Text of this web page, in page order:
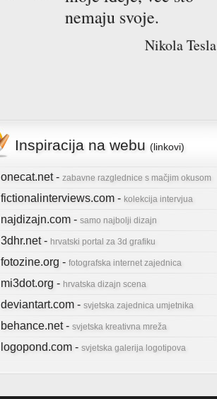
nemaju svoje.
Nikola Tesla
Inspiracija na webu (linkovi)
onecat.net - zabavne razglednice s mačjim okusom
fictionalinterviews.com - kolekcija intervjua
najdizajn.com - samo najbolji dizajn
3dhr.net - hrvatski portal za 3d grafiku
fotozine.org - fotografska internet zajednica
mi3dot.org - hrvatska dizajn scena
deviantart.com - svjetska zajednica umjetnika
behance.net - svjetska kreativna mreža
logopond.com - svjetska galerija logotipova